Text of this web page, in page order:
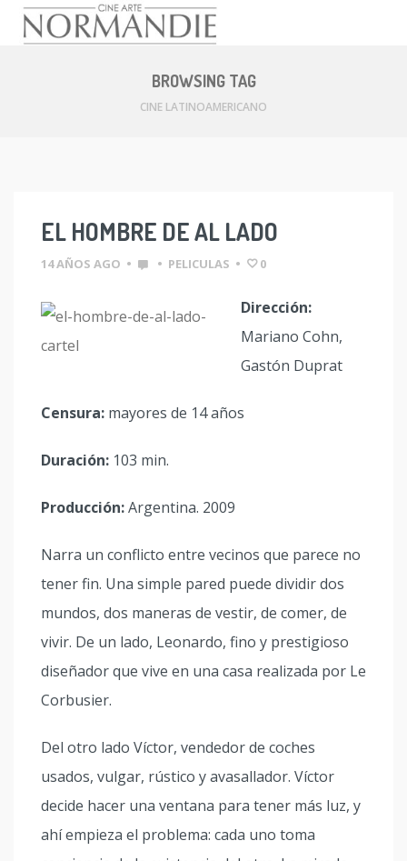
BROWSING TAG
CINE LATINOAMERICANO
EL HOMBRE DE AL LADO
14 AÑOS AGO • • PELICULAS • 0
Dirección:
Mariano Cohn,
Gastón Duprat
Censura: mayores de 14 años
Duración: 103 min.
Producción:Argentina. 2009
Narra un conflicto entre vecinos que parece no
tener fin. Una simple pared puede dividir dos
mundos, dos maneras de vestir, de comer, de
vivir. De un lado, Leonardo, fino y prestigioso
diseñador que vive en una casa realizada por Le
Corbusier.
Del otro lado Víctor, vendedor de coches
usados, vulgar, rústico y avasallador. Víctor
decide hacer una ventana para tener más luz, y
ahí empieza el problema: cada uno toma